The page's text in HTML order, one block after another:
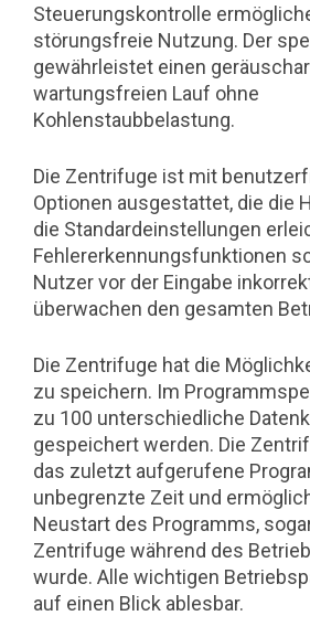
Steuerungskontrolle
störungsfreie Nutzung. Der
gewährleistet einen
wartungsfreien Lauf ohne
Kohlenstaubbelastung.
Die Zentrifuge ist mit
Optionen ausgestattet, die die
die Standardeinstellungen
Fehlererkennungsfunktionen
Nutzer vor der Eingabe
überwachen den gesamten
Die Zentrifuge hat die
zu speichern. Im
zu 100 unterschiedliche
gespeichert werden. Die
das zuletzt aufgerufene
unbegrenzte Zeit und
Neustart des Programms,
Zentrifuge während des
wurde. Alle wichtigen
auf einen Blick ablesbar.